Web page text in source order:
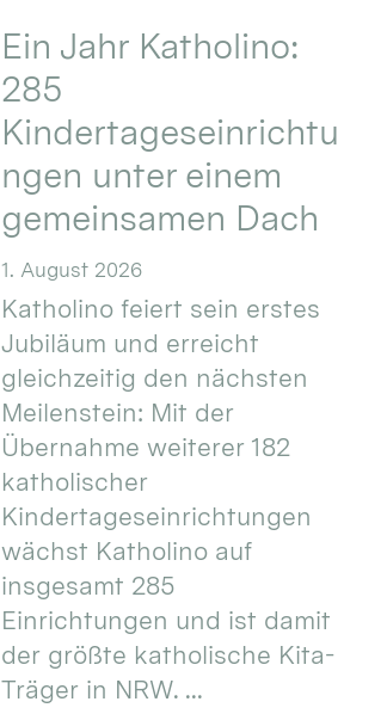
Ein Jahr Katholino:
285
Kindertageseinrichtu
ngen unter einem
gemeinsamen Dach
1. August 2026
Katholino feiert sein erstes
Jubiläum und erreicht
gleichzeitig den nächsten
Meilenstein: Mit der
Übernahme weiterer 182
katholischer
Kindertageseinrichtungen
wächst Katholino auf
insgesamt 285
Einrichtungen und ist damit
der größte katholische Kita-
Träger in NRW. ...